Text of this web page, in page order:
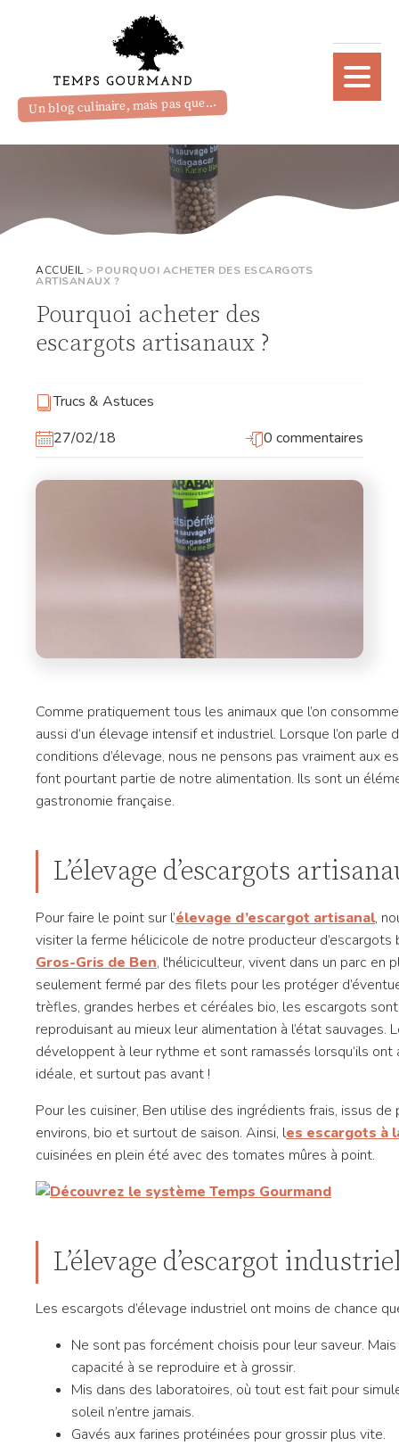
Un blog culinaire, mais pas que...
ACCUEIL> POURQUOI ACHETER DES ESCARGOTS
ARTISANAUX ?
Pourquoi acheter des
escargots artisanaux ?
Trucs & Astuces
27/02/18
0 commentaires
Comme pratiquement tous les animaux que l’on
aussi d’un élevage intensif et industriel. Lorsque l’on parle
conditions d’élevage, nous ne pensons pas vraiment aux
font pourtant partie de notre alimentation. Ils sont un
gastronomie française.
L’élevage d’escargots
Pour faire le point sur l’élevage d’escargot artisanal,
visiter la ferme hélicicole de notre producteur d’escargots
Gros-Gris de Ben, l'héliciculteur, vivent dans un parc en
seulement fermé par des filets pour les protéger
trèfles, grandes herbes et céréales bio, les escargots sont
reproduisant au mieux leur alimentation à l’état sauvages.
développent à leur rythme et sont ramassés lorsqu’ils
idéale, et surtout pas avant !
Pour les cuisiner, Ben utilise des ingrédients frais, issus
environs, bio et surtout de saison. Ainsi, les escargots à
cuisinées en plein été avec des tomates mûres à point.
L’élevage d’escargot
Les escargots d’élevage industriel ont moins de chance
Ne sont pas forcément choisis pour leur saveur.
capacité à se reproduire et à grossir.
Mis dans des laboratoires, où tout est fait pour
soleil n’entre jamais.
Gavés aux farines protéinées pour grossir plus vite.